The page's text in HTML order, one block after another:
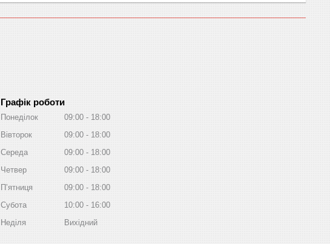
Графік роботи
Понеділок 09:00
18:00
Вівторок
09:00
18:00
Середа
09:00
18:00
Четвер
09:00
18:00
Пʼятниця
09:00
18:00
Субота
10:00
16:00
Неділя
Вихідний